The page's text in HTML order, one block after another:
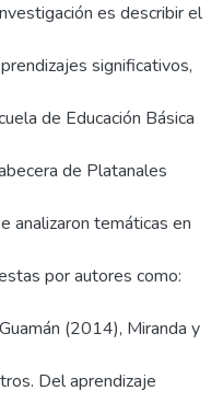
es describir el
significativos,
de Educación Básica
de Platanales
temáticas en
por autores como:
(2014), Miranda y
Del aprendizaje